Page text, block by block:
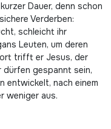
Dauer, denn schon
Verderben:
schleicht ihr
Leuten, um deren
trifft er Jesus, der
dürfen gespannt sein,
entwickelt, nach einem
weniger aus.